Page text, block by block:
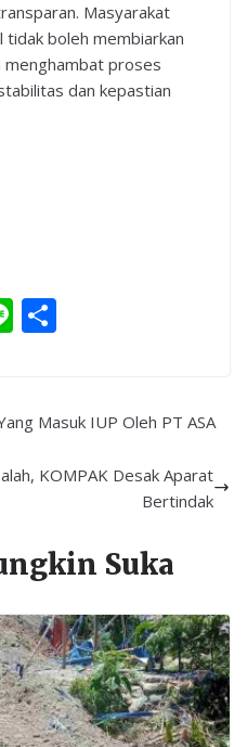
Masyarakat
tidak boleh membiarkan
proses
dan kepastian
Li
n
e
Masuk IUP Oleh PT ASA
KOMPAK Desak Aparat
Bertindak
Suka